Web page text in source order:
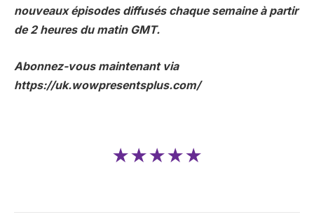
nouveaux épisodes diffusés chaque semaine à partir
de 2 heures du matin GMT.
Abonnez-vous maintenant via
https://uk.wowpresentsplus.com/
★★★★★